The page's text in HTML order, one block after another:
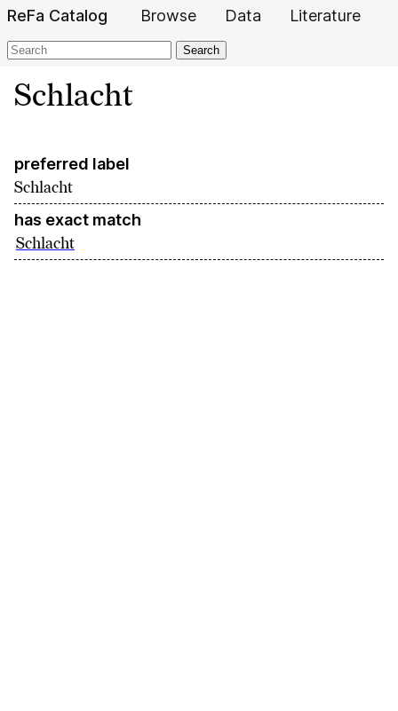
ReFa Catalog Browse Data Literature
Search
Schlacht
preferred label
Schlacht
has exact match
Schlacht